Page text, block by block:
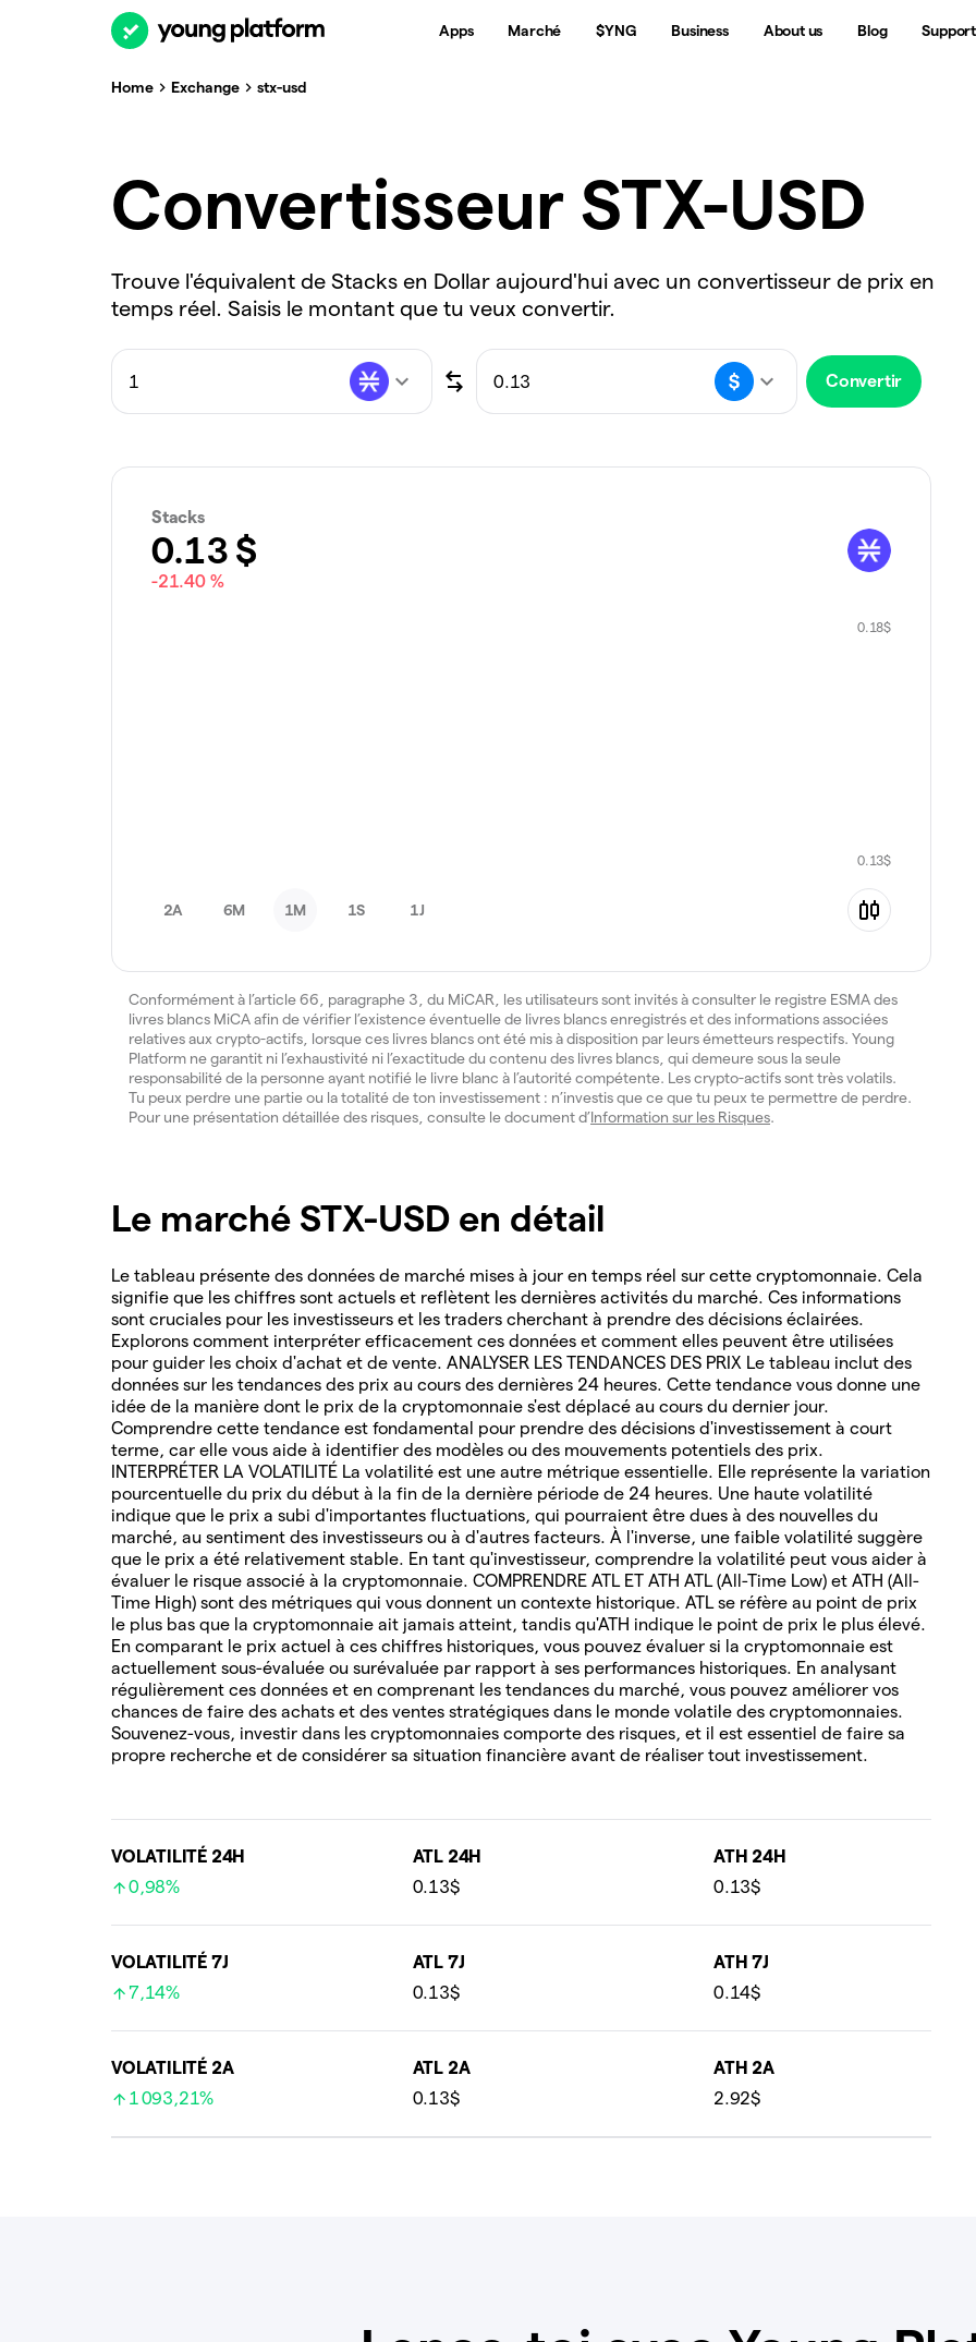
Apps Marché $YNG Business About us Blog Support
Home Exchange stx-usd
Convertisseur STX-USD
Trouve l'équivalent de Stacks en Dollar aujourd'hui avec un convertisseur de prix en
temps réel. Saisis le montant que tu veux convertir.
Convertir
Stacks
0.13 $
-21.40 %
0.18$
0.13$
2A 6M 1M 1S 1J
Conformément à l’article 66, paragraphe 3, du MiCAR, les utilisateurs sont invités à consulter le registre ESMA des
livres blancs MiCA afin de vérifier l’existence éventuelle de livres blancs enregistrés et des informations associées
relatives aux crypto-actifs, lorsque ces livres blancs ont été mis à disposition par leurs émetteurs respectifs. Young
Platform ne garantit ni l’exhaustivité ni l’exactitude du contenu des livres blancs, qui demeure sous la seule
responsabilité de la personne ayant notifié le livre blanc à l’autorité compétente. Les crypto-actifs sont très volatils.
Tu peux perdre une partie ou la totalité de ton investissement : n’investis que ce que tu peux te permettre de perdre.
Pour une présentation détaillée des risques, consulte le document d’Information sur les Risques.
Le marché STX-USD en détail
Le tableau présente des données de marché mises à jour en temps réel sur cette cryptomonnaie. Cela
signifie que les chiffres sont actuels et reflètent les dernières activités du marché. Ces informations
sont cruciales pour les investisseurs et les traders cherchant à prendre des décisions éclairées.
Explorons comment interpréter efficacement ces données et comment elles peuvent être utilisées
pour guider les choix d'achat et de vente. ANALYSER LES TENDANCES DES PRIX Le tableau inclut des
données sur les tendances des prix au cours des dernières 24 heures. Cette tendance vous donne une
idée de la manière dont le prix de la cryptomonnaie s'est déplacé au cours du dernier jour.
Comprendre cette tendance est fondamental pour prendre des décisions d'investissement à court
terme, car elle vous aide à identifier des modèles ou des mouvements potentiels des prix.
INTERPRÉTER LA VOLATILITÉ La volatilité est une autre métrique essentielle. Elle représente la variation
pourcentuelle du prix du début à la fin de la dernière période de 24 heures. Une haute volatilité
indique que le prix a subi d'importantes fluctuations, qui pourraient être dues à des nouvelles du
marché, au sentiment des investisseurs ou à d'autres facteurs. À l'inverse, une faible volatilité suggère
que le prix a été relativement stable. En tant qu'investisseur, comprendre la volatilité peut vous aider à
évaluer le risque associé à la cryptomonnaie. COMPRENDRE ATL ET ATH ATL (All-Time Low) et ATH (All-
Time High) sont des métriques qui vous donnent un contexte historique. ATL se réfère au point de prix
le plus bas que la cryptomonnaie ait jamais atteint, tandis qu'ATH indique le point de prix le plus élevé.
En comparant le prix actuel à ces chiffres historiques, vous pouvez évaluer si la cryptomonnaie est
actuellement sous-évaluée ou surévaluée par rapport à ses performances historiques. En analysant
régulièrement ces données et en comprenant les tendances du marché, vous pouvez améliorer vos
chances de faire des achats et des ventes stratégiques dans le monde volatile des cryptomonnaies.
Souvenez-vous, investir dans les cryptomonnaies comporte des risques, et il est essentiel de faire sa
propre recherche et de considérer sa situation financière avant de réaliser tout investissement.
VOLATILITÉ 24H
0,98%
ATL 24H
0.13$
ATH 24H
0.13$
VOLATILITÉ 7J
7,14%
ATL 7J
0.13$
ATH 7J
0.14$
VOLATILITÉ 2A
1 093,21%
ATL 2A
0.13$
ATH 2A
2.92$